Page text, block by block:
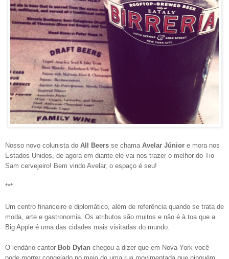
Nosso novo colunista do All Beers se chamaAvelar Júnior e mora nos
Estados Unidos, de agora em diante ele vai nos trazer o melhor do Tio
Sam cervejeiro! Bem vindo Avelar, o espaço é seu!
***
Um centro financeiro e diplomático, além de referência quando se trata de
moda, arte e gastronomia. Os atributos são muitos e não é à toa que a
Big Apple é uma das cidades mais visitadas do mundo.
O lendário cantor Bob Dylan chegou a dizer que em Nova York você